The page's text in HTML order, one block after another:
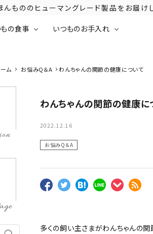
もののヒューマングレード製品をお
の食事 いつものお手入れ
ム お悩みQ＆A わんちゃんの関節の健康について
わんちゃんの関節の健康に
2022.12.16
お悩みQ＆A
多くの飼い主さまがわんちゃんの